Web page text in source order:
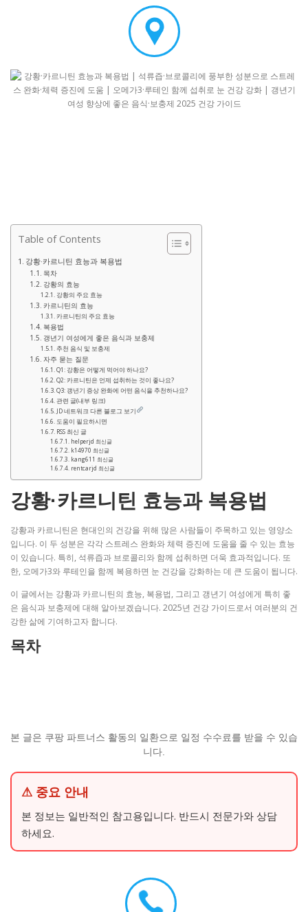
Table of Contents
강황·카르니틴 효능과 복용법
목차
강황의 효능
강황의 주요 효능
카르니틴의 효능
카르니틴의 주요 효능
복용법
갱년기 여성에게 좋은 음식과 보충제
추천 음식 및 보충제
자주 묻는 질문
Q1: 강황은 어떻게 먹어야 하나요?
Q2: 카르니틴은 언제 섭취하는 것이 좋나요?
Q3: 갱년기 증상 완화에 어떤 음식을 추천하나요?
관련 글(내부 링크)
JD 네트워크 다른 블로그 보기
도움이 필요하시면
RSS 최신 글
helperjd 최신글
k14970 최신글
kang611 최신글
rentcarjd 최신글
강황·카르니틴 효능과 복용법
강황과 카르니틴은 현대인의 건강을 위해 많은 사람들이 주목하고 있는 영양소
입니다. 이 두 성분은 각각 스트레스 완화와 체력 증진에 도움을 줄 수 있는 효능
이 있습니다. 특히, 석류즙과 브로콜리와 함께 섭취하면 더욱 효과적입니다. 또
한, 오메가3와 루테인을 함께 복용하면 눈 건강을 강화하는 데 큰 도움이 됩니다.
이 글에서는 강황과 카르니틴의 효능, 복용법, 그리고 갱년기 여성에게 특히 좋
은 음식과 보충제에 대해 알아보겠습니다. 2025년 건강 가이드로서 여러분의 건
강한 삶에 기여하고자 합니다.
목차
본 글은 쿠팡 파트너스 활동의 일환으로 일정 수수료를 받을 수 있습
니다.
⚠ 중요 안내
본 정보는 일반적인 참고용입니다. 반드시 전문가와 상담
하세요.